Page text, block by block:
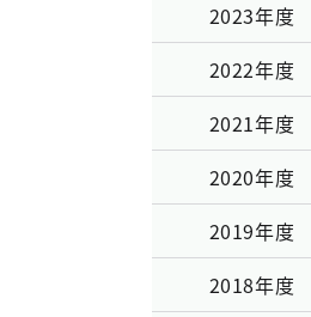
2023年度
2022年度
2021年度
2020年度
2019年度
2018年度